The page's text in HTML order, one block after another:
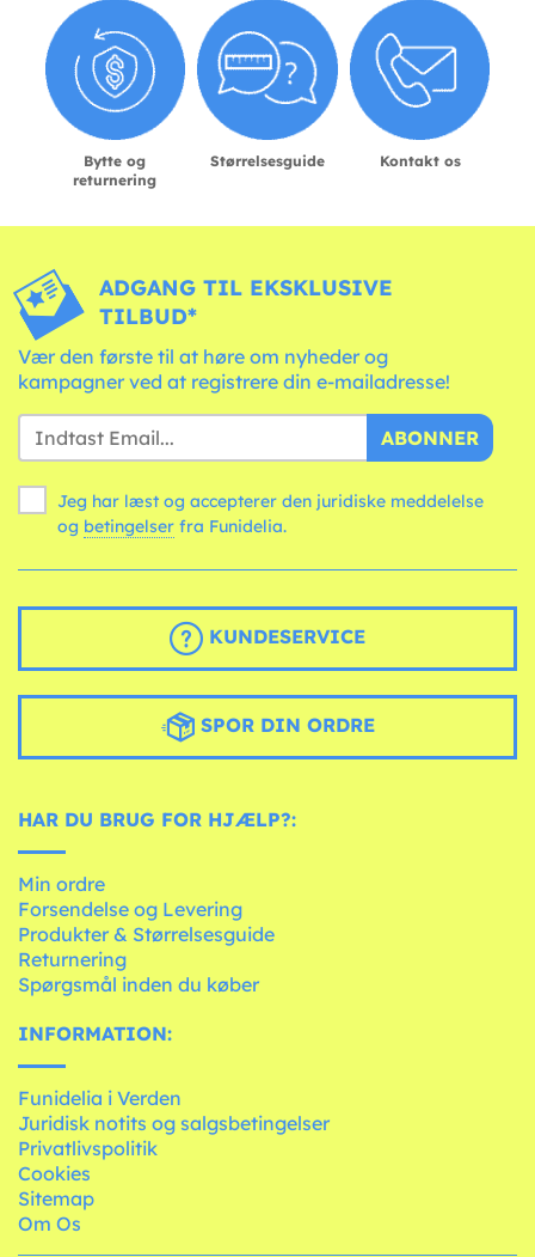
Bytte og
returnering
Størrelsesguide Kontakt os
ADGANG TIL EKSKLUSIVE
TILBUD*
Vær den første til at høre om nyheder og
kampagner ved at registrere din e-mailadresse!
ABONNER
Jeg har læst og accepterer den juridiske meddelelse
og betingelser fra Funidelia.
KUNDESERVICE
SPOR DIN ORDRE
HAR DU BRUG FOR HJÆLP?:
Min ordre
Forsendelse og Levering
Produkter & Størrelsesguide
Returnering
Spørgsmål inden du køber
INFORMATION:
Funidelia i Verden
Juridisk notits og salgsbetingelser
Privatlivspolitik
Cookies
Sitemap
Om Os